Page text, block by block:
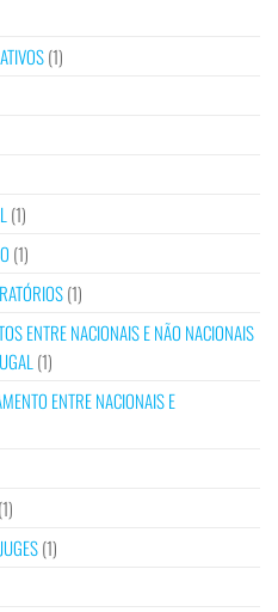
(1)
(1)
(1)
(1)
ENTRE NACIONAIS E NÃO NACIONAIS
(1)
ENTRE NACIONAIS E
(1)
(1)